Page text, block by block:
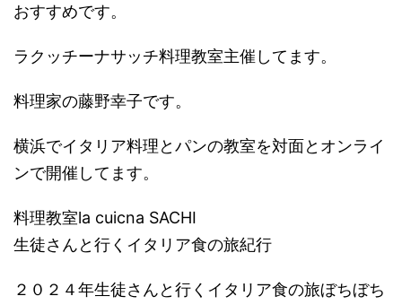
おすすめです。
ラクッチーナサッチ料理教室主催してます。
料理家の藤野幸子です。
横浜でイタリア料理とパンの教室を対面とオンライ
ンで開催してます。
料理教室la cuicna SACHI
生徒さんと行くイタリア食の旅紀行
２０２４年生徒さんと行くイタリア食の旅ぼちぼち